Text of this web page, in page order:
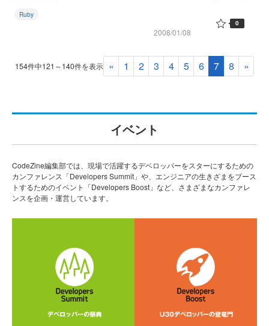
Ruby
2008/01/08
0
154件中121～140件を表示 « 1 2 3 4 5 6 7 8 »
イベント
CodeZine編集部では、現場で活躍するデベロッパーをスターにするための
カンファレンス「Developers Summit」や、エンジニアの生きざまをブース
トするためのイベント「Developers Boost」など、さまざまなカンファレ
ンスを企画・運営しています。